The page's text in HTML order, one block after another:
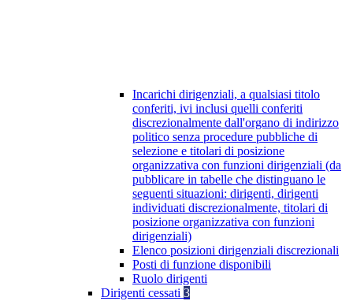
Incarichi dirigenziali, a qualsiasi titolo
conferiti, ivi inclusi quelli conferiti
discrezionalmente dall'organo di indirizzo
politico senza procedure pubbliche di
selezione e titolari di posizione
organizzativa con funzioni dirigenziali (da
pubblicare in tabelle che distinguano le
seguenti situazioni: dirigenti, dirigenti
individuati discrezionalmente, titolari di
posizione organizzativa con funzioni
dirigenziali)
Elenco posizioni dirigenziali discrezionali
Posti di funzione disponibili
Ruolo dirigenti
Dirigenti cessati 3